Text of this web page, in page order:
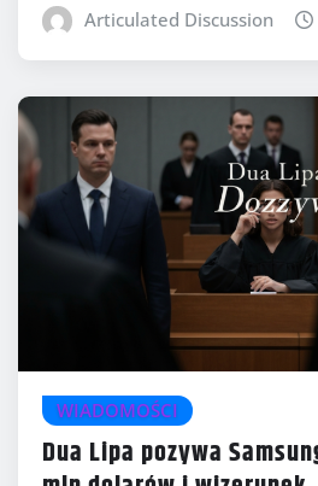
Articulated Discussion
WIADOMOŚCI
Dua Lipa pozywa